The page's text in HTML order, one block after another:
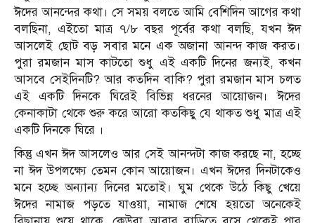
ঈদের আনন্দের কথা। সে সময় বলতে আমি বেশিদিন আগের কথা
বলছিনা, এইতো মাত্র ৭/৮ বছর পূর্বের কথা বলছি, যখন ঈদ
আসলেই ছোট বড় সবার মনে এক অজানা আনন্দ কাজ করত।
পুরা রমজান মাস কাটতো শুধু এই একটি দিনের জন্য‌ই, কখন
আসবে সেইদিনটি? আর কতদিন বাকি? পুরা রমজান মাস চলত
এই একটি দিনকে ঘিরেই বিভিন্ন ধরনের আয়োজন। ঈদের
কেনাকাটা থেকে শুরু করে আরো কতকিছু যে থাকত শুধু মাত্র এই
একটি দিনকে ঘিরে ।
কিন্তু এখন ঈদ আসলেও আর সেই আনন্দটা কাজ করছে না, হচ্ছে
না ঈদ উপলক্ষ্যে তেমন কোন আয়োজন। এখন ঈদের দিনটাকেও
মনে হচ্ছে অন্যান্য দিনের মতোই। ঘুম থেকে উঠে কিছু খেয়ে
ঈদের নামাজ পড়তে যাওয়া, নামাজ শেষে হয়তো অনেকেই